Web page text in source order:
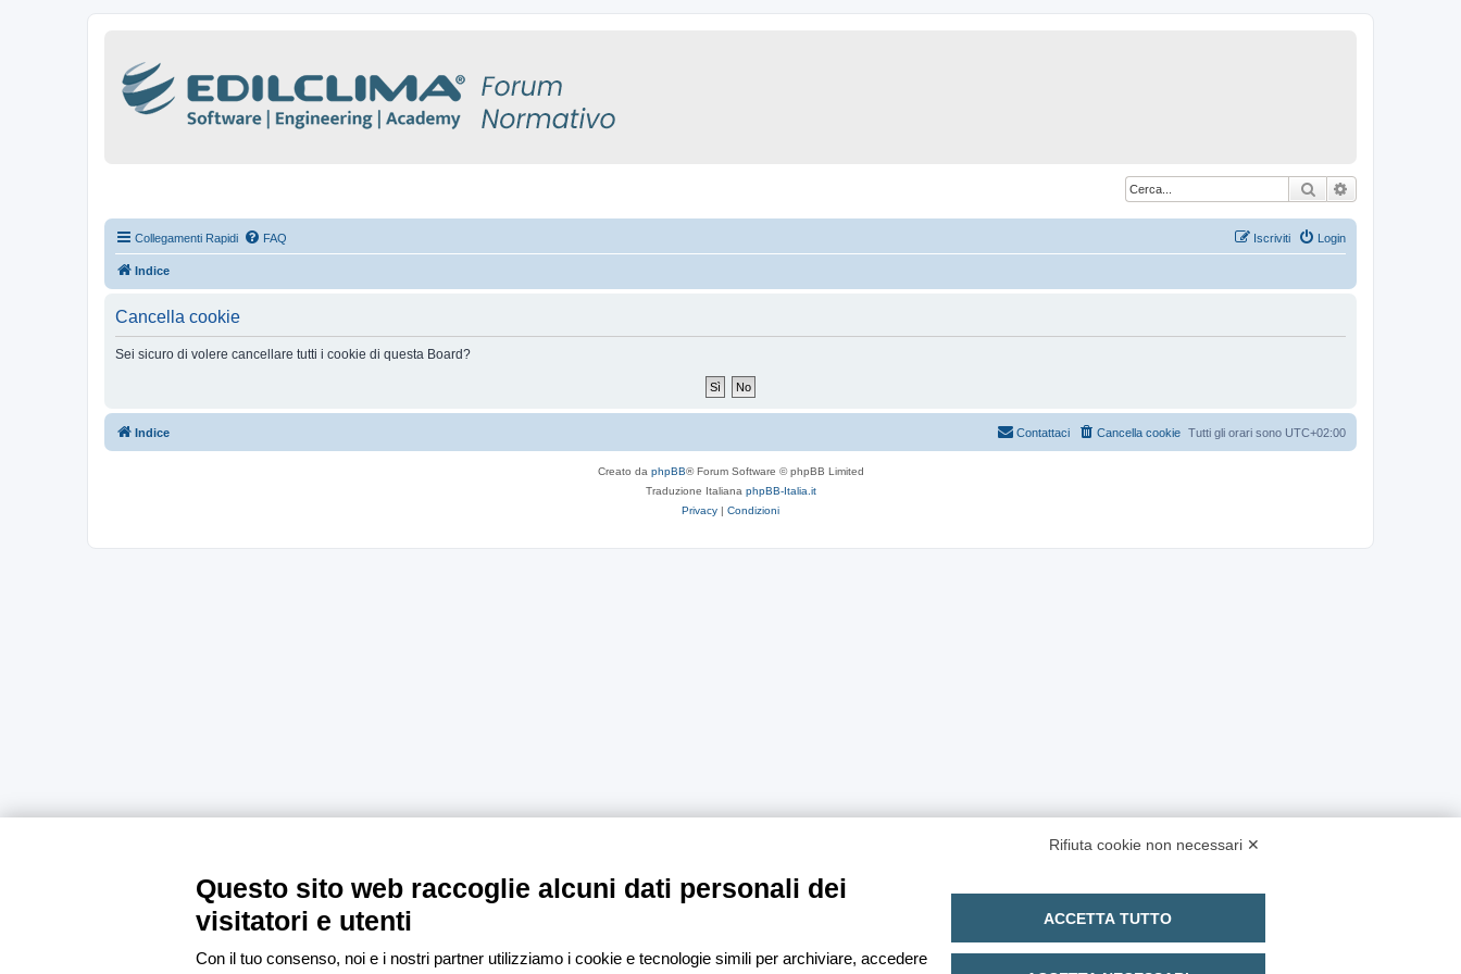
Cerca
Collegamenti Rapidi FAQ Login
Iscriviti
Indice
Cancella cookie
Sei sicuro di volere cancellare tutti i cookie di questa Board?
Indice Tutti gli orari sono UTC+02:00
Cancella cookie
Contattaci
Creato da phpBB® Forum Software © phpBB Limited
Traduzione Italiana phpBB-Italia.it
Privacy | Condizioni
Rifiuta cookie non necessari ✕
Questo sito web raccoglie alcuni dati personali dei
visitatori e utenti
Con il tuo consenso, noi e i nostri partner utilizziamo i cookie e tecnologie simili per archiviare, accedere
ACCETTA TUTTO